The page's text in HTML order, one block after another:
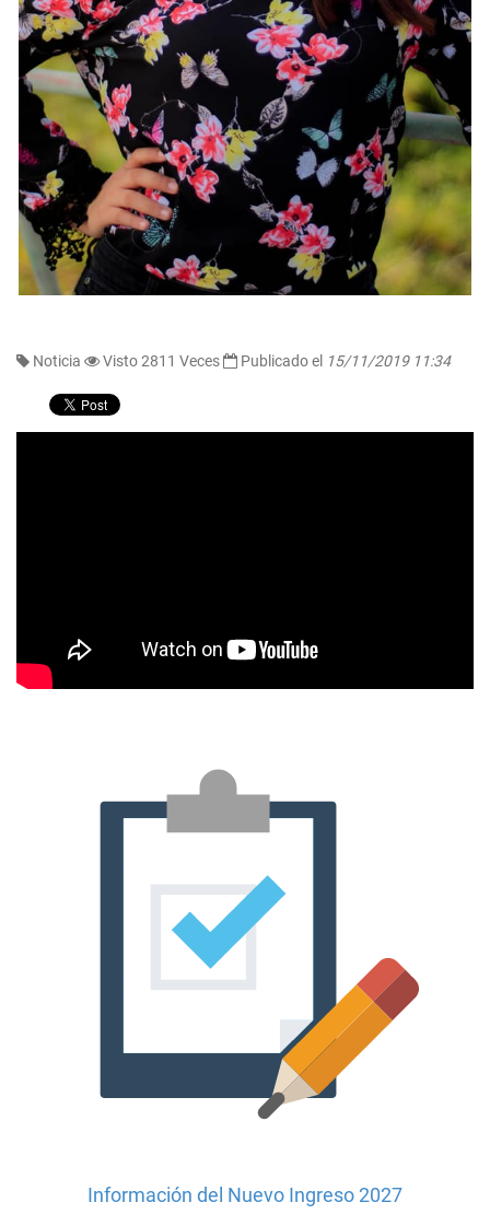
Noticia Visto 2811 Veces Publicado el 15/11/2019 11:34
Información del Nuevo Ingreso 2027